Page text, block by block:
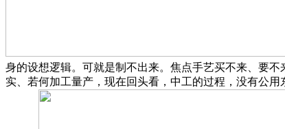
身的设想逻辑。可就是制不出来。焦点手艺买不来、要
实、若何加工量产，现在回头看，中工的过程，没有公